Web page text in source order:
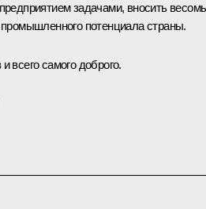
задачами, вносить
потенциала страны.
всего самого доброго.